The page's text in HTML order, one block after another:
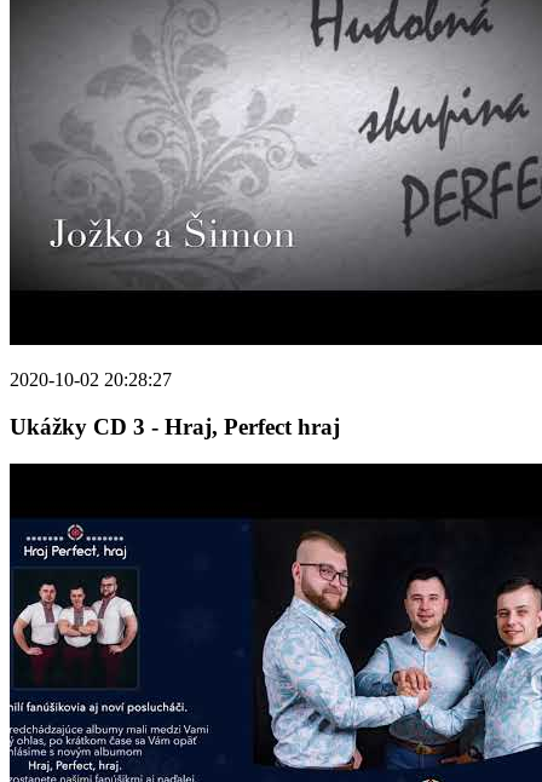
2020-10-02 20:28:27
Ukážky CD 3 - Hraj, Perfect hraj